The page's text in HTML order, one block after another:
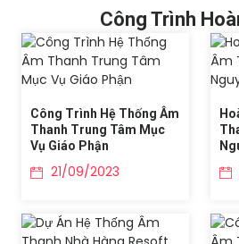
Công Trình
Công Trình Hệ Thống Âm
Thanh Trung Tâm Mục
Vụ Giáo Phận
21/09/2023